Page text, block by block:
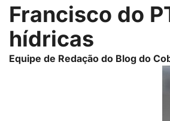
Francisco do
hídricas
Equipe de Redação do Blog do